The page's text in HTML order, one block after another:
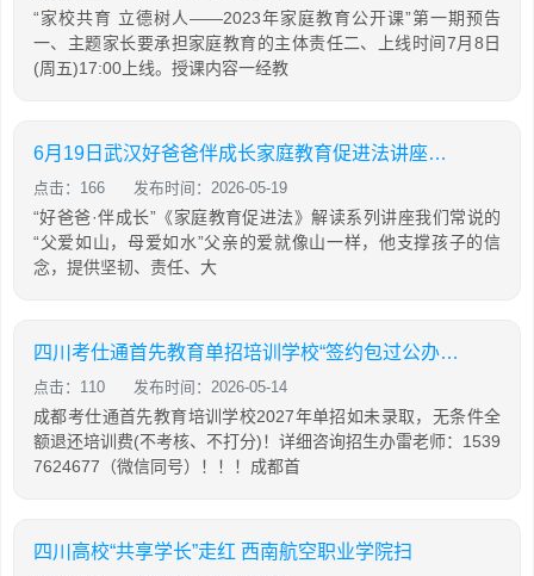
“家校共育 立德树人——2023年家庭教育公开课”第一期预告
一、主题家长要承担家庭教育的主体责任二、上线时间7月8日
(周五)17:00上线。授课内容一经教
6月19日武汉好爸爸伴成长家庭教育促进法讲座直播在线观看
点击：166 发布时间：2026-05-19
“好爸爸·伴成长”《家庭教育促进法》解读系列讲座我们常说的
“父爱如山，母爱如水”父亲的爱就像山一样，他支撑孩子的信
念，提供坚韧、责任、大
四川考仕通首先教育单招培训学校“签约包过公办，未录取无条件全额退费”
点击：110 发布时间：2026-05-14
成都考仕通首先教育培训学校2027年单招如未录取，无条件全
额退还培训费(不考核、不打分)！详细咨询招生办雷老师：1539
7624677（微信同号）！！！成都首
四川高校“共享学长”走红 西南航空职业学院扫